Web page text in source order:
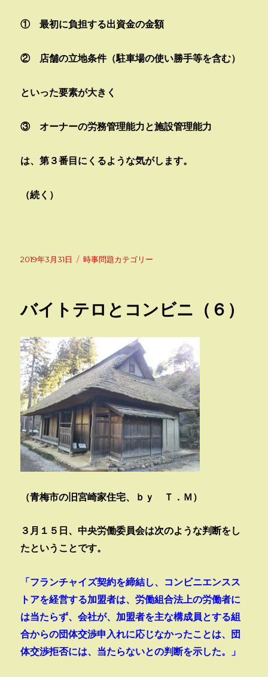
① 最初に負担する出資金の金額
② 店舗の立地条件（駐車場の使い勝手等を含む）
といった要素が大きく
③ オーナーの労務管理能力と施設管理能力
は、第３番目にくるような気がします。
（続く）
投
2019年3月31日
カ
ー
時事問題カテゴリー
バイトテロとコンビニ（６）
（青梅市の旧宮崎家住宅、ｂｙ Ｔ．Ｍ）
３月１５日、中央労働委員会は次のような判断をし
たということです。
「フランチャイズ契約を締結し、コンビニエンスス
トアを経営する加盟者は、労働組合法上の労働者に
は当たらず、会社が、加盟者を主な構成員とする組
合からの団体交渉申入れに応じなかったことは、団
体交渉拒否には、当たらないとの判断を示した。」